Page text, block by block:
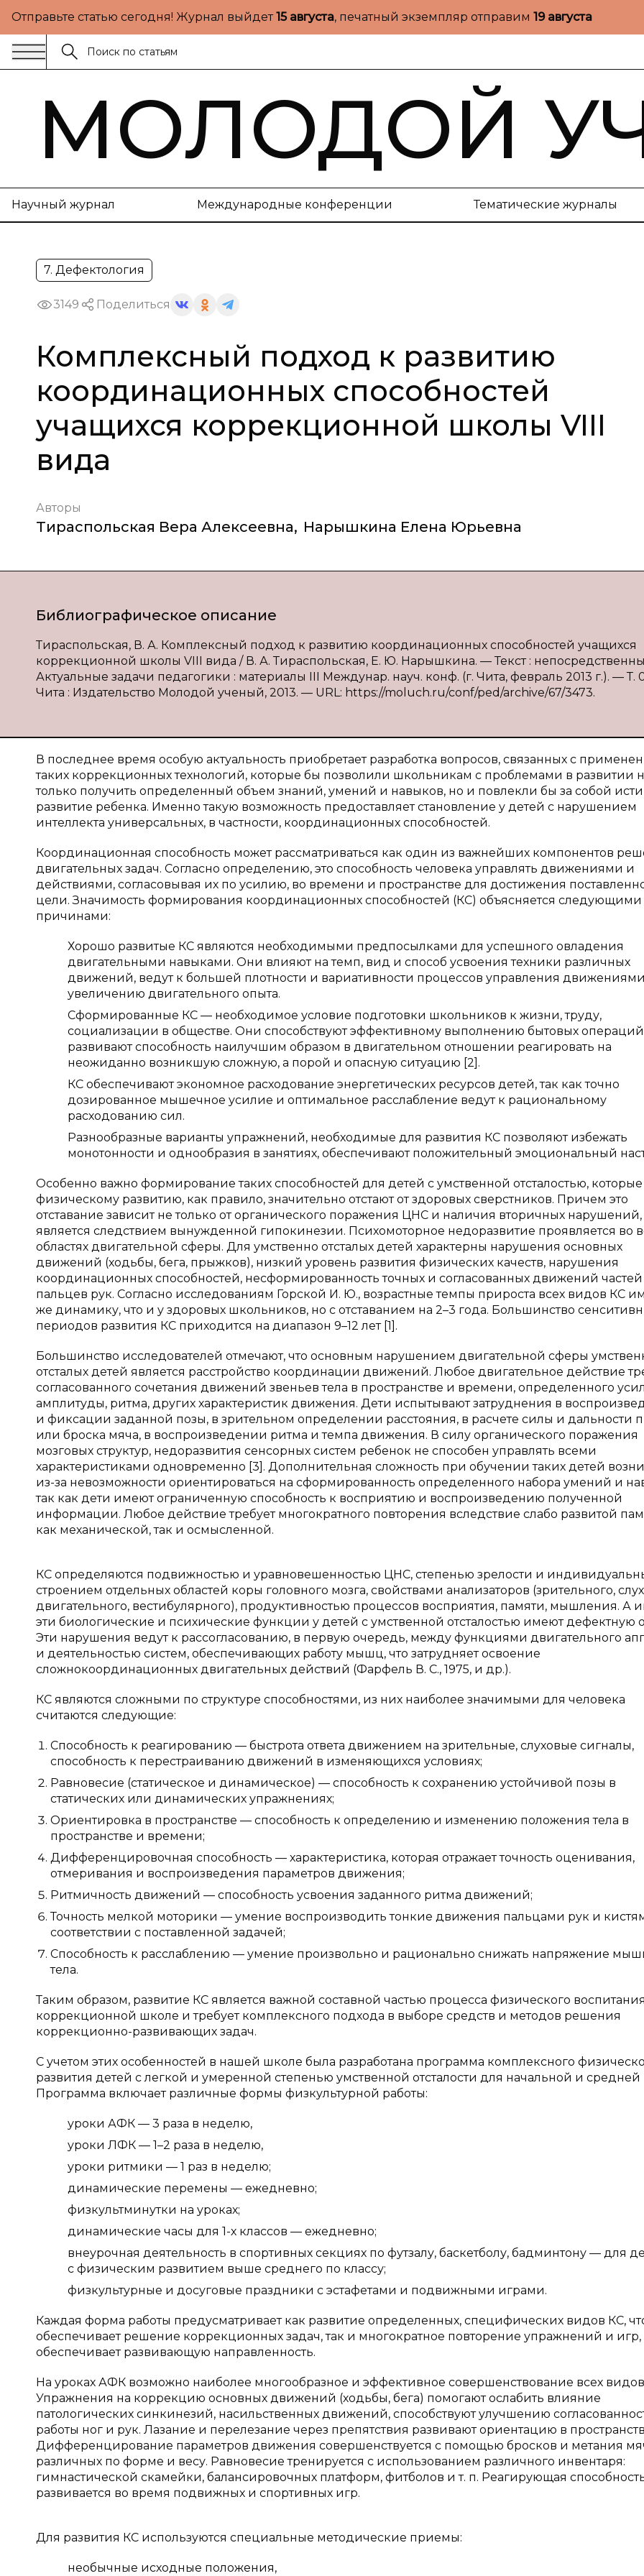
Отправьте статью сегодня! Журнал выйдет15 августа, печатный экземпляр отправим 19 августа
МОЛОДОЙ
Научный журнал Международные конференции Тематические журналы
7. Дефектология
3149 Поделиться
Комплексный подход к развитию
координационных способностей
учащихся коррекционной школы VIII
вида
Авторы
Тираспольская Вера Алексеевна, Нарышкина Елена Юрьевна
Библиографическое описание
Тираспольская, В. А. Комплексный подход к развитию координационных способностей учащихся
коррекционной школы VIII вида / В. А. Тираспольская, Е. Ю. Нарышкина. — Текст :
Актуальные задачи педагогики : материалы III Междунар. науч. конф. (г. Чита, февраль 2013 г.). — Т.
Чита : Издательство Молодой ученый, 2013. — URL: https://moluch.ru/conf/ped/archive/67/3473.
В последнее время особую актуальность приобретает разработка вопросов, связанных с
таких коррекционных технологий, которые бы позволили школьникам с проблемами в развитии
только получить определенный объем знаний, умений и навыков, но и повлекли бы за собой
развитие ребенка. Именно такую возможность предоставляет становление у детей с нарушением
интеллекта универсальных, в частности, координационных способностей.
Координационная способность может рассматриваться как один из важнейших компонентов
двигательных задач. Согласно определению, это способность человека управлять движениями и
действиями, согласовывая их по усилию, во времени и пространстве для достижения
цели. Значимость формирования координационных способностей (КС) объясняется следующими
причинами:
Хорошо развитые КС являются необходимыми предпосылками для успешного овладения
двигательными навыками. Они влияют на темп, вид и способ усвоения техники различных
движений, ведут к большей плотности и вариативности процессов управления
увеличению двигательного опыта.
Сформированные КС — необходимое условие подготовки школьников к жизни, труду,
социализации в обществе. Они способствуют эффективному выполнению бытовых
развивают способность наилучшим образом в двигательном отношении реагировать на
неожиданно возникшую сложную, а порой и опасную ситуацию [2].
КС обеспечивают экономное расходование энергетических ресурсов детей, так как точно
дозированное мышечное усилие и оптимальное расслабление ведут к рациональному
расходованию сил.
Разнообразные варианты упражнений, необходимые для развития КС позволяют избежать
монотонности и однообразия в занятиях, обеспечивают положительный эмоциональный
Особенно важно формирование таких способностей для детей с умственной отсталостью,
физическому развитию, как правило, значительно отстают от здоровых сверстников. Причем это
отставание зависит не только от органического поражения ЦНС и наличия вторичных нарушений,
является следствием вынужденной гипокинезии. Психомоторное недоразвитие проявляется во
областях двигательной сферы. Для умственно отсталых детей характерны нарушения основных
движений (ходьбы, бега, прыжков), низкий уровень развития физических качеств, нарушения
координационных способностей, несформированность точных и согласованных движений частей
пальцев рук. Согласно исследованиям Горской И. Ю., возрастные темпы прироста всех видов КС
же динамику, что и у здоровых школьников, но с отставанием на 2–3 года. Большинство
периодов развития КС приходится на диапазон 9–12 лет [1].
Большинство исследователей отмечают, что основным нарушением двигательной сферы
отсталых детей является расстройство координации движений. Любое двигательное действие
согласованного сочетания движений звеньев тела в пространстве и времени, определенного
амплитуды, ритма, других характеристик движения. Дети испытывают затруднения в
и фиксации заданной позы, в зрительном определении расстояния, в расчете силы и дальности
или броска мяча, в воспроизведении ритма и темпа движения. В силу органического поражения
мозговых структур, недоразвития сенсорных систем ребенок не способен управлять всеми
характеристиками одновременно [3]. Дополнительная сложность при обучении таких детей
из-за невозможности ориентироваться на сформированность определенного набора умений и
так как дети имеют ограниченную способность к восприятию и воспроизведению полученной
информации. Любое действие требует многократного повторения вследствие слабо развитой
как механической, так и осмысленной.
КС определяются подвижностью и уравновешенностью ЦНС, степенью зрелости и
строением отдельных областей коры головного мозга, свойствами анализаторов (зрительного,
двигательного, вестибулярного), продуктивностью процессов восприятия, памяти, мышления. А
эти биологические и психические функции у детей с умственной отсталостью имеют дефектную
Эти нарушения ведут к рассогласованию, в первую очередь, между функциями двигательного
и деятельностью систем, обеспечивающих работу мышц, что затрудняет освоение
сложнокоординационных двигательных действий (Фарфель В. С., 1975, и др.).
КС являются сложными по структуре способностями, из них наиболее значимыми для человека
считаются следующие:
Способность к реагированию — быстрота ответа движением на зрительные, слуховые сигналы,
способность к перестраиванию движений в изменяющихся условиях;
Равновесие (статическое и динамическое) — способность к сохранению устойчивой позы в
статических или динамических упражнениях;
Ориентировка в пространстве — способность к определению и изменению положения тела в
пространстве и времени;
Дифференцировочная способность — характеристика, которая отражает точность оценивания,
отмеривания и воспроизведения параметров движения;
Ритмичность движений — способность усвоения заданного ритма движений;
Точность мелкой моторики — умение воспроизводить тонкие движения пальцами рук и
соответствии с поставленной задачей;
Способность к расслаблению — умение произвольно и рационально снижать напряжение
тела.
Таким образом, развитие КС является важной составной частью процесса физического
коррекционной школе и требует комплексного подхода в выборе средств и методов решения
коррекционно-развивающих задач.
С учетом этих особенностей в нашей школе была разработана программа комплексного
развития детей с легкой и умеренной степенью умственной отсталости для начальной и
Программа включает различные формы физкультурной работы:
уроки АФК — 3 раза в неделю,
уроки ЛФК — 1–2 раза в неделю,
уроки ритмики — 1 раз в неделю;
динамические перемены — ежедневно;
физкультминутки на уроках;
динамические часы для 1-х классов — ежедневно;
внеурочная деятельность в спортивных секциях по футзалу, баскетболу, бадминтону — для
с физическим развитием выше среднего по классу;
физкультурные и досуговые праздники с эстафетами и подвижными играми.
Каждая форма работы предусматривает как развитие определенных, специфических видов КС,
обеспечивает решение коррекционных задач, так и многократное повторение упражнений и игр,
обеспечивает развивающую направленность.
На уроках АФК возможно наиболее многообразное и эффективное совершенствование всех
Упражнения на коррекцию основных движений (ходьбы, бега) помогают ослабить влияние
патологических синкинезий, насильственных движений, способствуют улучшению
работы ног и рук. Лазание и перелезание через препятствия развивают ориентацию в
Дифференцирование параметров движения совершенствуется с помощью бросков и метания
различных по форме и весу. Равновесие тренируется с использованием различного инвентаря:
гимнастической скамейки, балансировочных платформ, фитболов и т. п. Реагирующая
развивается во время подвижных и спортивных игр.
Для развития КС используются специальные методические приемы:
необычные исходные положения,